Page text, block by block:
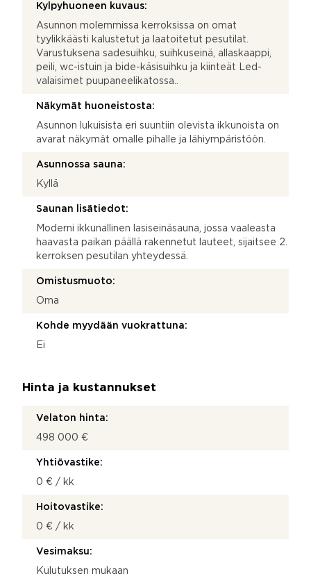
Kylpyhuoneen kuvaus:
Asunnon molemmissa kerroksissa on omat
tyylikkäästi kalustetut ja laatoitetut pesutilat.
Varustuksena sadesuihku, suihkuseinä, allaskaappi,
peili, wc-istuin ja bide-käsisuihku ja kiinteät Led-
valaisimet puupaneelikatossa..
Näkymät huoneistosta:
Asunnon lukuisista eri suuntiin olevista ikkunoista on
avarat näkymät omalle pihalle ja lähiympäristöön.
Asunnossa sauna:
Kyllä
Saunan lisätiedot:
Moderni ikkunallinen lasiseinäsauna, jossa vaaleasta
haavasta paikan päällä rakennetut lauteet, sijaitsee 2.
kerroksen pesutilan yhteydessä.
Omistusmuoto:
Oma
Kohde myydään vuokrattuna:
Ei
Hinta ja kustannukset
Velaton hinta:
498 000 €
Yhtiövastike:
0 € / kk
Hoitovastike:
0 € / kk
Vesimaksu:
Kulutuksen mukaan